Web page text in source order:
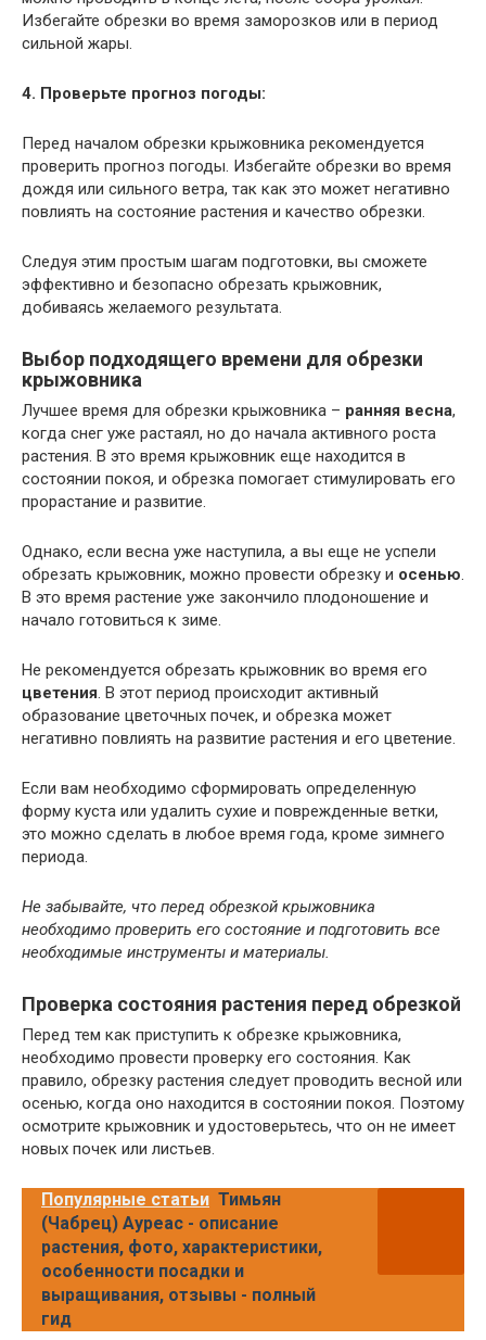
Избегайте обрезки во время заморозков или в период
сильной жары.
4. Проверьте прогноз погоды:
Перед началом обрезки крыжовника рекомендуется
проверить прогноз погоды. Избегайте обрезки во время
дождя или сильного ветра, так как это может негативно
повлиять на состояние растения и качество обрезки.
Следуя этим простым шагам подготовки, вы сможете
эффективно и безопасно обрезать крыжовник,
добиваясь желаемого результата.
Выбор подходящего времени для обрезки
крыжовника
Лучшее время для обрезки крыжовника – ранняя весна,
когда снег уже растаял, но до начала активного роста
растения. В это время крыжовник еще находится в
состоянии покоя, и обрезка помогает стимулировать его
прорастание и развитие.
Однако, если весна уже наступила, а вы еще не успели
обрезать крыжовник, можно провести обрезку и осенью.
В это время растение уже закончило плодоношение и
начало готовиться к зиме.
Не рекомендуется обрезать крыжовник во время его
цветения. В этот период происходит активный
образование цветочных почек, и обрезка может
негативно повлиять на развитие растения и его цветение.
Если вам необходимо сформировать определенную
форму куста или удалить сухие и поврежденные ветки,
это можно сделать в любое время года, кроме зимнего
периода.
Не забывайте, что перед обрезкой крыжовника
необходимо проверить его состояние и подготовить все
необходимые инструменты и материалы.
Проверка состояния растения перед обрезкой
Перед тем как приступить к обрезке крыжовника,
необходимо провести проверку его состояния. Как
правило, обрезку растения следует проводить весной или
осенью, когда оно находится в состоянии покоя. Поэтому
осмотрите крыжовник и удостоверьтесь, что он не имеет
новых почек или листьев.
Популярные статьи Тимьян
(Чабрец) Ауреас - описание
растения, фото, характеристики,
особенности посадки и
выращивания, отзывы - полный
гид